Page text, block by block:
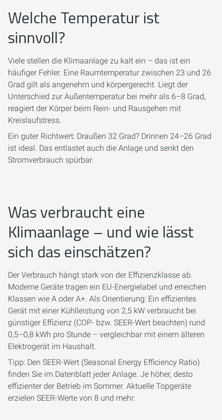
Welche Temperatur ist
sinnvoll?
Viele stellen die Klimaanlage zu kalt ein – das ist ein
häufiger Fehler. Eine Raumtemperatur zwischen 23 und 26
Grad gilt als angenehm und körpergerecht. Liegt der
Unterschied zur Außentemperatur bei mehr als 6–8 Grad,
reagiert der Körper beim Rein- und Rausgehen mit
Kreislaufstress.
Ein guter Richtwert: Draußen 32 Grad? Drinnen 24–26 Grad
ist ideal. Das entlastet auch die Anlage und senkt den
Stromverbrauch spürbar.
Was verbraucht eine
Klimaanlage – und wie lässt
sich das einschätzen?
Der Verbrauch hängt stark von der Effizienzklasse ab.
Moderne Geräte tragen ein EU-Energielabel und erreichen
Klassen wie A oder A+. Als Orientierung: Ein effizientes
Gerät mit einer Kühlleistung von 2,5 kW verbraucht bei
günstiger Effizienz (COP- bzw. SEER-Wert beachten) rund
0,5–0,8 kWh pro Stunde – vergleichbar mit einem älteren
Elektrogerät im Haushalt.
Tipp: Den SEER-Wert (Seasonal Energy Efficiency Ratio)
finden Sie im Datenblatt jeder Anlage. Je höher, desto
effizienter der Betrieb im Sommer. Aktuelle Topgeräte
erzielen SEER-Werte von 8 und mehr.